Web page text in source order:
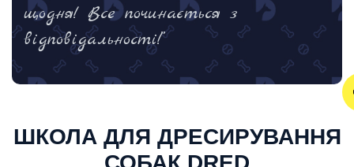
щодня! Все починається з
відповідальності!”
ШКОЛА ДЛЯ ДРЕСИРУВАННЯ